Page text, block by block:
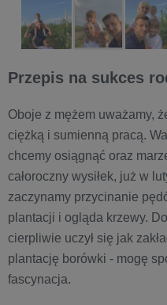
Przepis na sukces
Oboje z mężem uważamy,
ciężką i sumienną pracą.
chcemy osiągnąć oraz
całoroczny wysiłek, już w
zaczynamy przycinanie
plantacji i ogląda krzewy.
cierpliwie uczył się jak
plantację borówki - mogę
fascynacja.